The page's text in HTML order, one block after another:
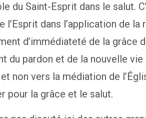
du Saint-Esprit dans le salut.
l’Esprit dans l’application de
d’immédiateté de la grâce
du pardon et de la nouvelle vie
non vers la médiation de
pour la grâce et le salut.